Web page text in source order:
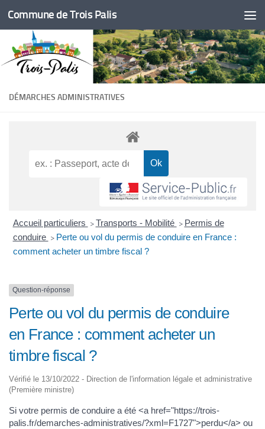
Skip to content
Commune de Trois Palis
DÉMARCHES ADMINISTRATIVES
Accueil particuliers > Transports - Mobilité > Permis de
conduire > Perte ou vol du permis de conduire en France :
comment acheter un timbre fiscal ?
Question-réponse
Perte ou vol du permis de conduire
en France : comment acheter un
timbre fiscal ?
Vérifié le 13/10/2022 - Direction de l'information légale et administrative
(Première ministre)
Si votre permis de conduire a été <a href="https://trois-
palis.fr/demarches-administratives/?xml=F1727">perdu</a> ou